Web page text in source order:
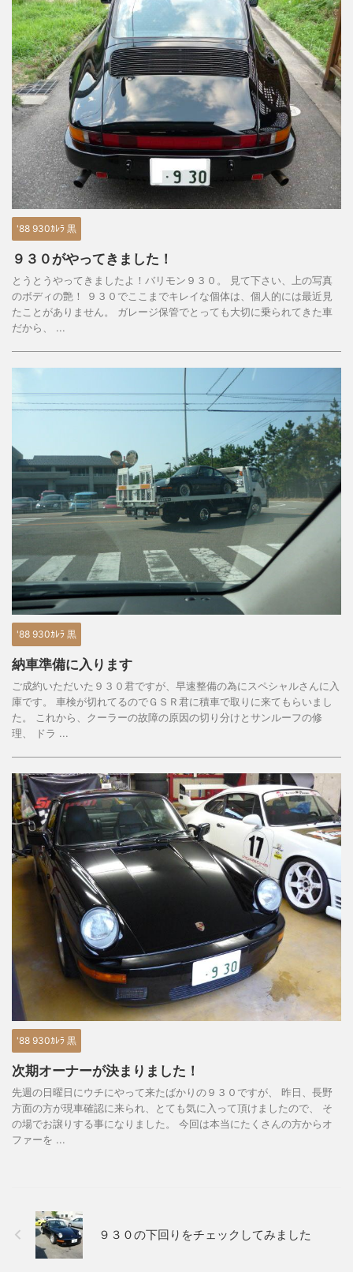
'88 930ｶﾚﾗ 黒
９３０がやってきました！
とうとうやってきましたよ！バリモン９３０。 見て下さい、上の写真
のボディの艶！ ９３０でここまでキレイな個体は、個人的には最近見
たことがありません。 ガレージ保管でとっても大切に乗られてきた車
だから、 ...
'88 930ｶﾚﾗ 黒
納車準備に入ります
ご成約いただいた９３０君ですが、早速整備の為にスペシャルさんに入
庫です。 車検が切れてるのでＧＳＲ君に積車で取りに来てもらいまし
た。 これから、クーラーの故障の原因の切り分けとサンルーフの修
理、 ドラ ...
'88 930ｶﾚﾗ 黒
次期オーナーが決まりました！
先週の日曜日にウチにやって来たばかりの９３０ですが、 昨日、長野
方面の方が現車確認に来られ、とても気に入って頂けましたので、 そ
の場でお譲りする事になりました。 今回は本当にたくさんの方からオ
ファーを ...
９３０の下回りをチェックしてみました